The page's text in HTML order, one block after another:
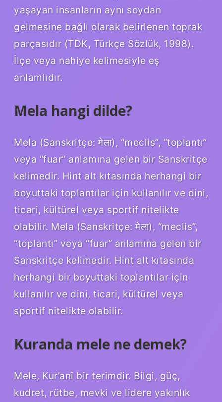
yaşayan insanların aynı soydan
gelmesine bağlı olarak belirlenen toprak
parçasıdır (TDK, Türkçe Sözlük, 1998).
İlçe veya nahiye kelimesiyle eş
anlamlıdır.
Mela hangi dilde?
Mela (Sanskritçe: मेला), “meclis”, “toplantı”
veya “fuar” anlamına gelen bir Sanskritçe
kelimedir. Hint alt kıtasında herhangi bir
boyuttaki toplantılar için kullanılır ve dini,
ticari, kültürel veya sportif nitelikte
olabilir. Mela (Sanskritçe: मेला), “meclis”,
“toplantı” veya “fuar” anlamına gelen bir
Sanskritçe kelimedir. Hint alt kıtasında
herhangi bir boyuttaki toplantılar için
kullanılır ve dini, ticari, kültürel veya
sportif nitelikte olabilir.
Kuranda mele ne demek?
Mele, Kur’anî bir terimdir. Bilgi, güç,
kudret, rütbe, mevki ve lidere yakınlık